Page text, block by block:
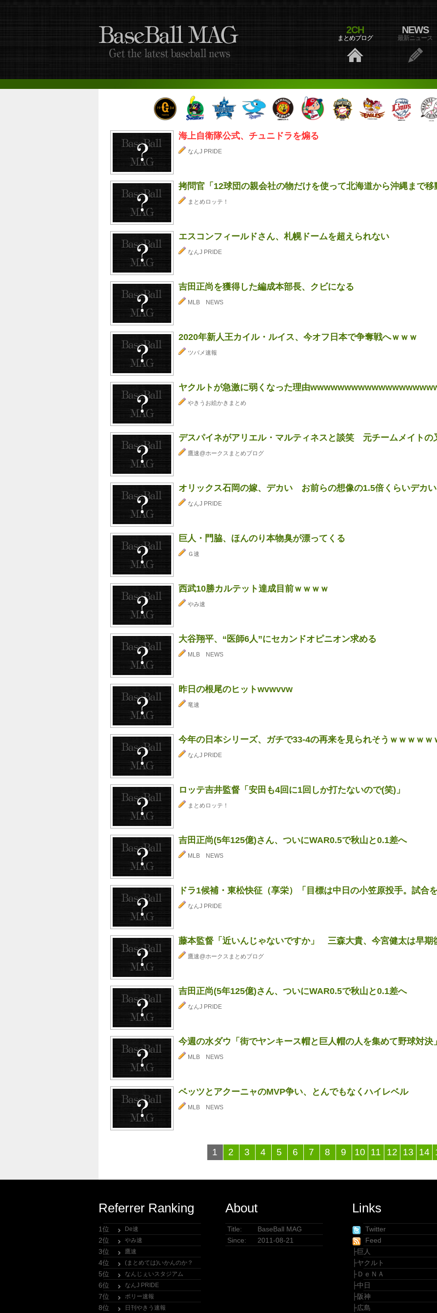
2CH
まとめブログ
NEWS
最新ニュース
海上自衛隊公式、チュニドラを煽る
なんJ PRIDE
拷問官「12球団の親会社の物だけを使って北海道から沖縄まで移
まとめロッテ！
エスコンフィールドさん、札幌ドームを超えられない
なんJ PRIDE
吉田正尚を獲得した編成本部長、クビになる
MLB NEWS
2020年新人王カイル・ルイス、今オフ日本で争奪戦へｗｗｗ
ツバメ速報
ヤクルトが急激に弱くなった理由
やきうお絵かきまとめ
デスパイネがアリエル・マルティネスと談笑 元チームメイトの
鷹速@ホークスまとめブログ
オリックス石岡の嫁、デカい お前らの想像の1.5倍くらいデカい
なんJ PRIDE
巨人・門脇、ほんのり本物臭が漂ってくる
Ｇ速
西武10勝カルテット達成目前ｗｗｗｗ
やみ速
大谷翔平、“医師6人”にセカンドオピニオン求める
MLB NEWS
昨日の根尾のヒットwvwvvw
竜速
今年の日本シリーズ、ガチで33-4の再来を見られそうｗｗｗｗｗ
なんJ PRIDE
ロッテ吉井監督「安田も4回に1回しか打たないので(笑)」
まとめロッテ！
吉田正尚(5年125億)さん、ついにWAR0.5で秋山と0.1差へ
MLB NEWS
ドラ1候補・東松快征（享栄）「目標は中日の小笠原投手。試合
なんJ PRIDE
藤本監督「近いんじゃないですか」 三森大貴、今宮健太は早期
鷹速@ホークスまとめブログ
吉田正尚(5年125億)さん、ついにWAR0.5で秋山と0.1差へ
なんJ PRIDE
今週の水ダウ「街でヤンキース帽と巨人帽の人を集めて野球対決
MLB NEWS
ベッツとアクーニャのMVP争い、とんでもなくハイレベル
MLB NEWS
1 2 3 4 5 6 7 8 9 10 11 12 13 14
Referrer Ranking
1位 De速
2位 やみ速
3位 鷹速
4位 (まとめては)いかんのか？
5位 なんじぇいスタジアム
6位 なんJ PRIDE
7位 ポリー速報
8位 日刊やきう速報
About
Title:
BaseBall MAG
Since:
2011-08-21
Links
Twitter
Feed
├巨人
├ヤクルト
├ＤｅＮＡ
├中日
├阪神
├広島